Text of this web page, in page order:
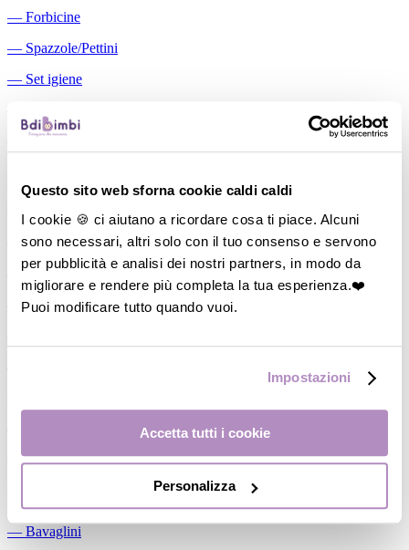
Questo sito web sforna cookie caldi caldi
I cookie 🍪 ci aiutano a ricordare cosa ti piace. Alcuni
sono necessari, altri solo con il tuo consenso e servono
per pubblicità e analisi dei nostri partners, in modo da
migliorare e rendere più completa la tua esperienza.❤️
Puoi modificare tutto quando vuoi.
Impostazioni
Accetta tutti i cookie
Personalizza
― Forbicine
― Spazzole/Pettini
― Set igiene
Aspiratori nasali manuali
―
Cuscini allattamento
―Biberon
―
Tettarelle
―Succhietti
Conservalatte Materno
―Massaggiagengive
― Bavaglini